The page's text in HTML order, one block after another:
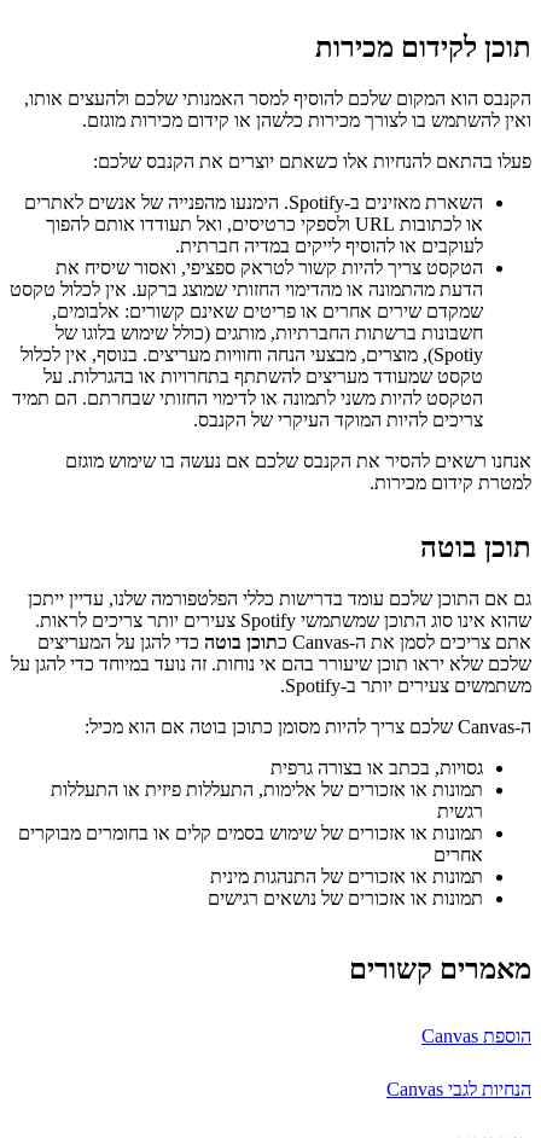
תוכן לקידום מכירות
הקנבס הוא המקום שלכם להוסיף למסר האמנותי שלכם ולהעצים אותו,
ואין להשתמש בו לצורך מכירות כלשהן או קידום מכירות מוגזם.
פעלו בהתאם להנחיות אלו כשאתם יוצרים את הקנבס שלכם:
השארת מאזינים ב-Spotify. הימנעו מהפנייה של אנשים לאתרים
או לכתובות URL ולספקי כרטיסים, ואל תעודדו אותם להפוך
לעוקבים או להוסיף לייקים במדיה חברתית.
הטקסט צריך להיות קשור לטראק ספציפי, ואסור שיסיח את
הדעת מהתמונה או מהדימוי החזותי שמוצג ברקע. אין לכלול טקסט
שמקדם שירים אחרים או פריטים שאינם קשורים: אלבומים,
חשבונות ברשתות החברתיות, מותגים (כולל שימוש בלוגו של
Spotiy), מוצרים, מבצעי הנחה וחוויות מעריצים. בנוסף, אין לכלול
טקסט שמעודד מעריצים להשתתף בתחרויות או בהגרלות. על
הטקסט להיות משני לתמונה או לדימוי החזותי שבחרתם. הם תמיד
צריכים להיות המוקד העיקרי של הקנבס.
אנחנו רשאים להסיר את הקנבס שלכם אם נעשה בו שימוש מוגזם
למטרת קידום מכירות.
תוכן בוטה
גם אם התוכן שלכם עומד בדרישות כללי הפלטפורמה שלנו, עדיין ייתכן
שהוא אינו סוג התוכן שמשתמשי Spotify צעירים יותר צריכים לראות.
אתם צריכים לסמן את ה-Canvas כ
תוכן בוטה כדי להגן על המעריצים
שלכם שלא יראו תוכן שיעורר בהם אי נוחות. זה נועד במיוחד כדי להגן על
משתמשים צעירים יותר ב-Spotify.
ה-Canvas שלכם צריך להיות מסומן כתוכן בוטה אם הוא מכיל:
גסויות, בכתב או בצורה גרפית
תמונות או אזכורים של אלימות, התעללות פיזית או התעללות
רגשית
תמונות או אזכורים של שימוש בסמים קלים או בחומרים מבוקרים
אחרים
תמונות או אזכורים של התנהגות מינית
תמונות או אזכורים של נושאים רגישים
מאמרים קשורים
הוספת Canvas
הנחיות לגבי Canvas